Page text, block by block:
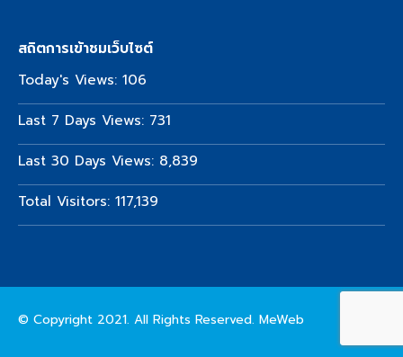
สถิตการเข้าชมเว็บไซต์
Today's Views: 106
Last 7 Days Views: 731
Last 30 Days Views: 8,839
Total Visitors: 117,139
© Copyright 2021. All Rights Reserved. MeWeb